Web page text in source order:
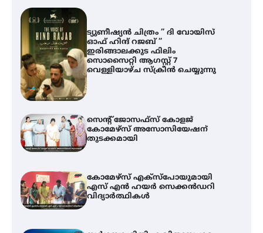
ട്യുണീഷ്യൻ ചിത്രം ” ദി വോയിസ്
ഓഫ് ഹിന്ദ് റജബ് ”
ഇരിങ്ങാലക്കുട ഫിലിം
സൊസൈറ്റി ആഗസ്റ്റ് 7
വെള്ളിയാഴ്ച സ്‌ക്രീൻ ചെയ്യുന്നു
സെന്റ് ജോസഫ്സ് കോളജ്
കോമേഴ്‌സ് അസോസിയേഷന്
തുടക്കമായി
കോമേഴ്സ് എക്സ്പോയുമായി
എസ് എൻ ഹയർ സെക്കൻഡറി
വിദ്യാർത്ഥികൾ